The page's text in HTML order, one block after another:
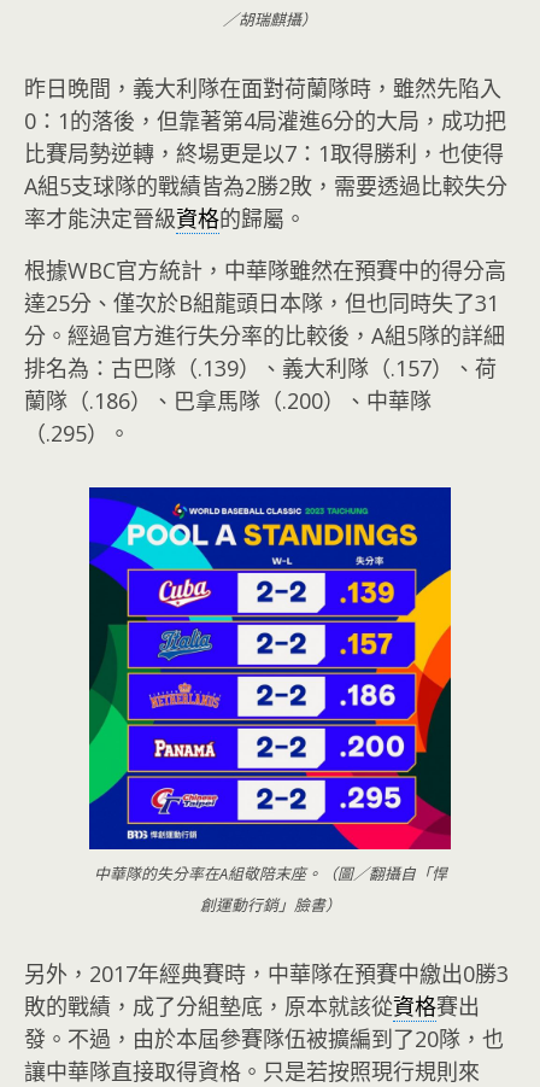
／胡瑞麒攝）
昨日晚間，義大利隊在面對荷蘭隊時，雖然先陷入
0：1的落後，但靠著第4局灌進6分的大局，成功把
比賽局勢逆轉，終場更是以7：1取得勝利，也使得
A組5支球隊的戰績皆為2勝2敗，需要透過比較失分
率才能決定晉級資格的歸屬。
根據WBC官方統計，中華隊雖然在預賽中的得分高
達25分、僅次於B組龍頭日本隊，但也同時失了31
分。經過官方進行失分率的比較後，A組5隊的詳細
排名為：古巴隊（.139）、義大利隊（.157）、荷
蘭隊（.186）、巴拿馬隊（.200）、中華隊
（.295）。
中華隊的失分率在A組敬陪末座。（圖／翻攝自「悍
創運動行銷」臉書）
另外，2017年經典賽時，中華隊在預賽中繳出0勝3
敗的戰績，成了分組墊底，原本就該從資格賽出
發。不過，由於本屆參賽隊伍被擴編到了20隊，也
讓中華隊直接取得資格。只是若按照現行規則來